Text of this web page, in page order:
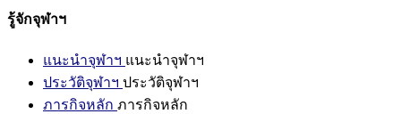
รู้จักจุฬาฯ
แนะนำจุฬาฯ แนะนำจุฬาฯ
ประวัติจุฬาฯ ประวัติจุฬาฯ
ภารกิจหลัก ภารกิจหลัก